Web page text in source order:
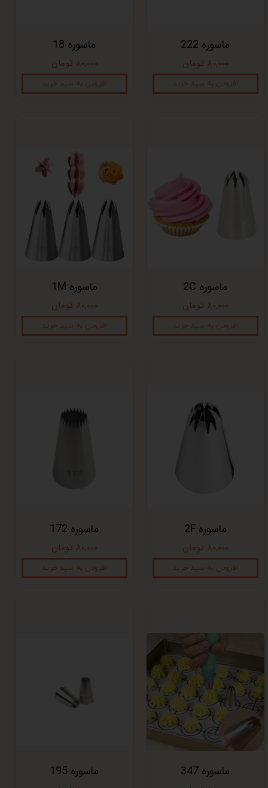
ماسوره 222
۸۰,۰۰۰ تومان
افزودن به سبد خرید
ماسوره 18
۸۰,۰۰۰ تومان
افزودن به سبد خرید
ماسوره 2C
۸۰,۰۰۰ تومان
افزودن به سبد خرید
ماسوره 1M
۸۰,۰۰۰ تومان
افزودن به سبد خرید
ماسوره 2F
۸۰,۰۰۰ تومان
افزودن به سبد خرید
ماسوره 172
۸۰,۰۰۰ تومان
افزودن به سبد خرید
ماسوره 347 ماسوره 195